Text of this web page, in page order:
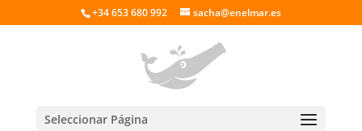
+34 653 680 992 sacha@enelmar.es
Seleccionar Página